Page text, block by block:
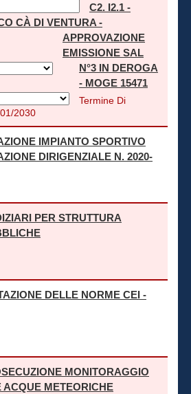
C2. I2.1 -
CÀ DI VENTURA -
APPROVAZIONE
EMISSIONE SAL
N°3 IN DEROGA
- MOGE 15471
Termine Di
2030
IMPIANTO SPORTIVO
DIRIGENZIALE N. 2020-
PER STRUTTURA
DELLE NORME CEI -
MONITORAGGIO
ACQUE METEORICHE